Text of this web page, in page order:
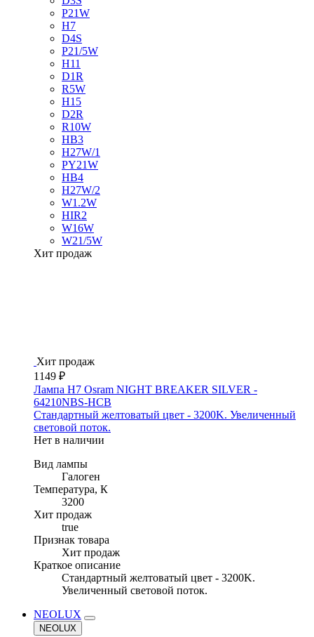
P21W
H7
D4S
P21/5W
H11
D1R
R5W
H15
D2R
R10W
HB3
H27W/1
PY21W
HB4
H27W/2
W1.2W
HIR2
W16W
W21/5W
Хит продаж
Хит продаж
1149 ₽
Лампа H7 Osram NIGHT BREAKER SILVER -
64210NBS-HCB
Стандартный желтоватый цвет - 3200K. Увеличенный
световой поток.
Нет в наличии
Вид лампы
Галоген
Температура, К
3200
Хит продаж
true
Признак товара
Хит продаж
Краткое описание
Стандартный желтоватый цвет - 3200K.
Увеличенный световой поток.
NEOLUX
NEOLUX